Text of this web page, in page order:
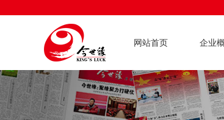
网站首页 企业